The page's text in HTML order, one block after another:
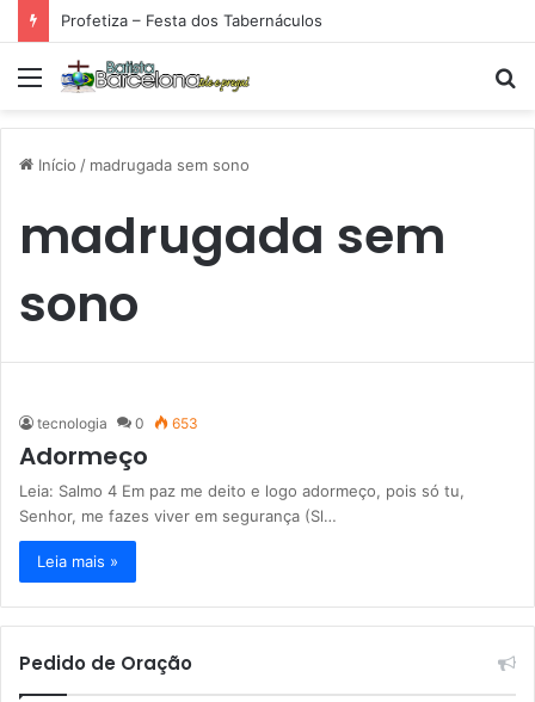
Profetiza – Festa dos Tabernáculos
Menu
Início / madrugada sem sono
madrugada sem
sono
tecnologia 0 653
Adormeço
Leia: Salmo 4 Em paz me deito e logo adormeço, pois só tu,
Senhor, me fazes viver em segurança (Sl…
Leia mais »
Pedido de Oração